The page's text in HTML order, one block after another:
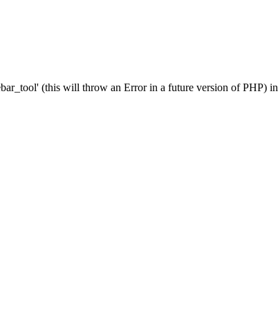
(this will throw an Error in a future version of PHP) in